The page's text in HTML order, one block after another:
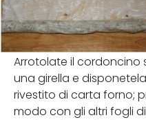
Arrotolate il cordoncino
una girella e
rivestito di carta forno;
modo con gli altri fogli